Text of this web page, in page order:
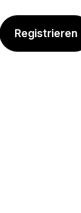
Registrieren